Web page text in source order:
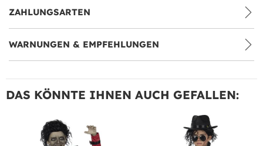
ZAHLUNGSARTEN
WARNUNGEN & EMPFEHLUNGEN
DAS KÖNNTE IHNEN AUCH GEFALLEN: